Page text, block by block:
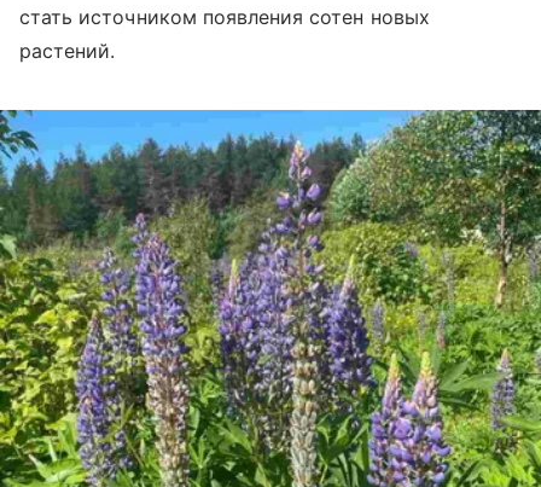
стать источником появления сотен новых
растений.